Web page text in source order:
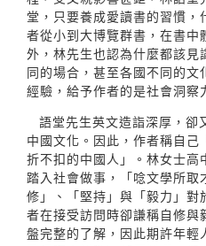
堂，只要養成愛讀書的習慣
者從小到大博覽群書，在書中
外，林先生也認為什麼都該見
同的場合，甚至各國不同的
經驗，給予作者的是社會洞察
語堂先生英文造詣深厚，卻
中國文化。因此，作者稱自
折不扣的中國人」。林女士高
踏入社會做事，「唸文學所取
修」、「堅持」與「毅力」對
者在接受訪問時卻謙稱自修與
盤完整的了解，因此期許年輕